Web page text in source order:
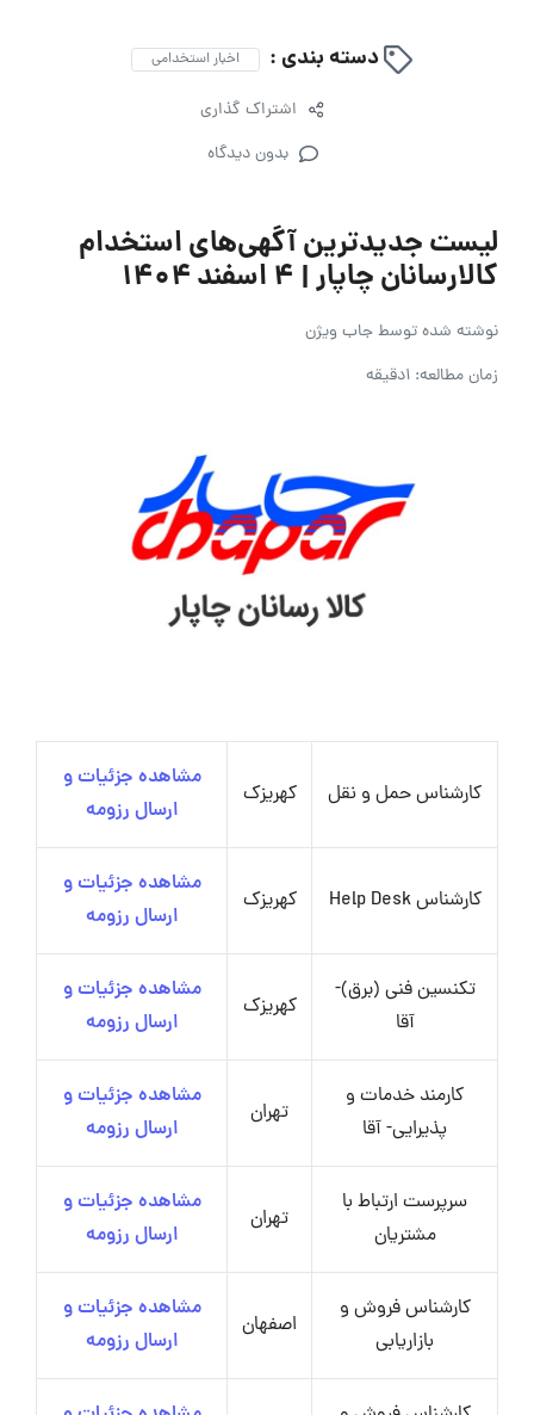
دسته بندی : اخبار استخدامی
اشتراک گذاری
بدون دیدگاه
لیست جدیدترین آگهی‌های استخدام
کالارسانان چاپار | 4 اسفند ۱۴۰۴
نوشته شده توسطجاب ویژن
زمان مطالعه: 1دقیقه
کارشناس حمل و نقل کهریزک
مشاهده جزئیات و
ارسال رزومه
کارشناس Help Desk کهریزک
مشاهده جزئیات و
ارسال رزومه
تکنسین فنی (برق)-
آقا
کهریزک
مشاهده جزئیات و
ارسال رزومه
کارمند خدمات و
پذیرایی- آقا
تهران
مشاهده جزئیات و
ارسال رزومه
سرپرست ارتباط با
مشتریان
تهران
مشاهده جزئیات و
ارسال رزومه
کارشناس فروش و
بازاریابی
اصفهان
مشاهده جزئیات و
ارسال رزومه